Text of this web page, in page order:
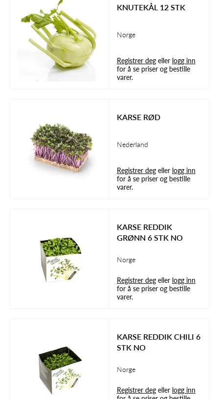
KNUTEKÅL 12 STK
Norge
Registrer deg eller logg inn
for å se priser og bestille
varer.
KARSE RØD
Nederland
Registrer deg eller logg inn
for å se priser og bestille
varer.
KARSE REDDIK
GRØNN 6 STK NO
Norge
Registrer deg eller logg inn
for å se priser og bestille
varer.
KARSE REDDIK CHILI 6
STK NO
Norge
Registrer deg eller logg inn